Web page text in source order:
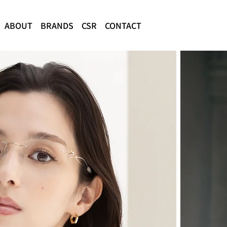
ABOUT BRANDS CSR CONTACT